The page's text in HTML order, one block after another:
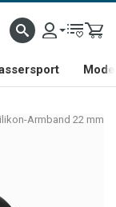
Armband 22 mm